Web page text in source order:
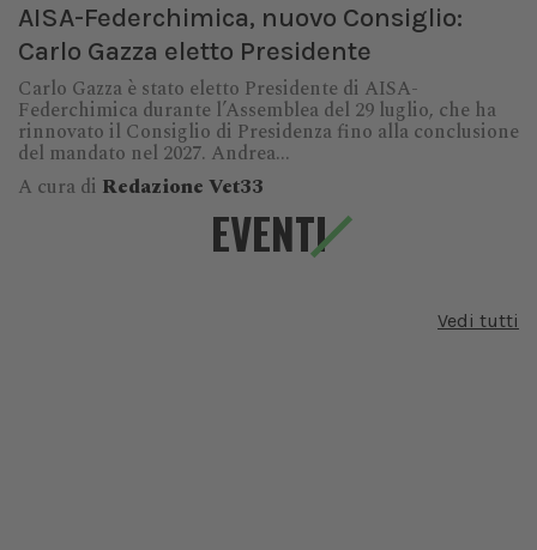
AISA-Federchimica, nuovo Consiglio:
Carlo Gazza eletto Presidente
Carlo Gazza è stato eletto Presidente di AISA-
Federchimica durante l’Assemblea del 29 luglio, che ha
rinnovato il Consiglio di Presidenza fino alla conclusione
del mandato nel 2027. Andrea...
A cura di Redazione Vet33
EVENTI
Vedi tutti